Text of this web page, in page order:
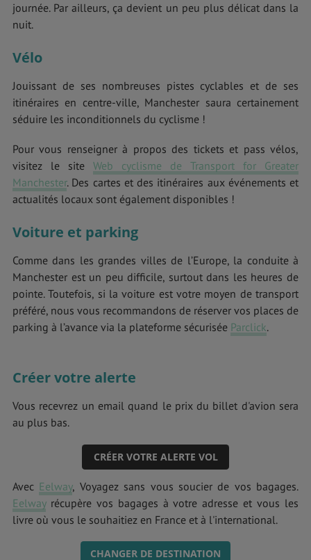
journée. Par ailleurs, ça devient un peu plus délicat dans la
nuit.
Vélo
Jouissant de ses nombreuses pistes cyclables et de ses
itinéraires en centre-ville, Manchester saura certainement
séduire les inconditionnels du cyclisme !
Pour vous renseigner à propos des tickets et pass vélos,
visitez le site Web cyclisme de Transport for Greater
Manchester. Des cartes et des itinéraires aux événements et
actualités locaux sont également disponibles !
Voiture et parking
Comme dans les grandes villes de l’Europe, la conduite à
Manchester est un peu difficile, surtout dans les heures de
pointe. Toutefois, si la voiture est votre moyen de transport
préféré, nous vous recommandons de réserver vos places de
parking à l’avance via la plateforme sécurisée Parclick.
Créer votre alerte
Vous recevrez un email quand le prix du billet d'avion sera
au plus bas.
CRÉER VOTRE ALERTE VOL
Avec Eelway, Voyagez sans vous soucier de vos bagages.
Eelwayrécupère vos bagages à votre adresse et vous les
livre où vous le souhaitiez en France et à l'international.
CHANGER DE DESTINATION